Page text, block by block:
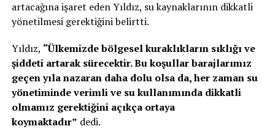
artacağına işaret eden Yıldız, su kaynaklarının dikkatli
yönetilmesi gerektiğini belirtti.
Yıldız, “Ülkemizde bölgesel kuraklıkların sıklığı ve
şiddeti artarak sürecektir. Bu koşullar barajlarımız
geçen yıla nazaran daha dolu olsa da, her zaman su
yönetiminde verimli ve su kullanımında dikkatli
olmamız gerektiğini açıkça ortaya
koymaktadır” dedi.